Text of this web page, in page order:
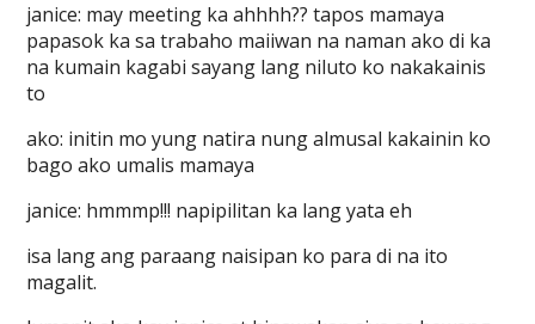
janice: may meeting ka ahhhh?? tapos mamaya
papasok ka sa trabaho maiiwan na naman ako di ka
na kumain kagabi sayang lang niluto ko nakakainis
to
ako: initin mo yung natira nung almusal kakainin ko
bago ako umalis mamaya
janice: hmmmp!!! napipilitan ka lang yata eh
isa lang ang paraang naisipan ko para di na ito
magalit.